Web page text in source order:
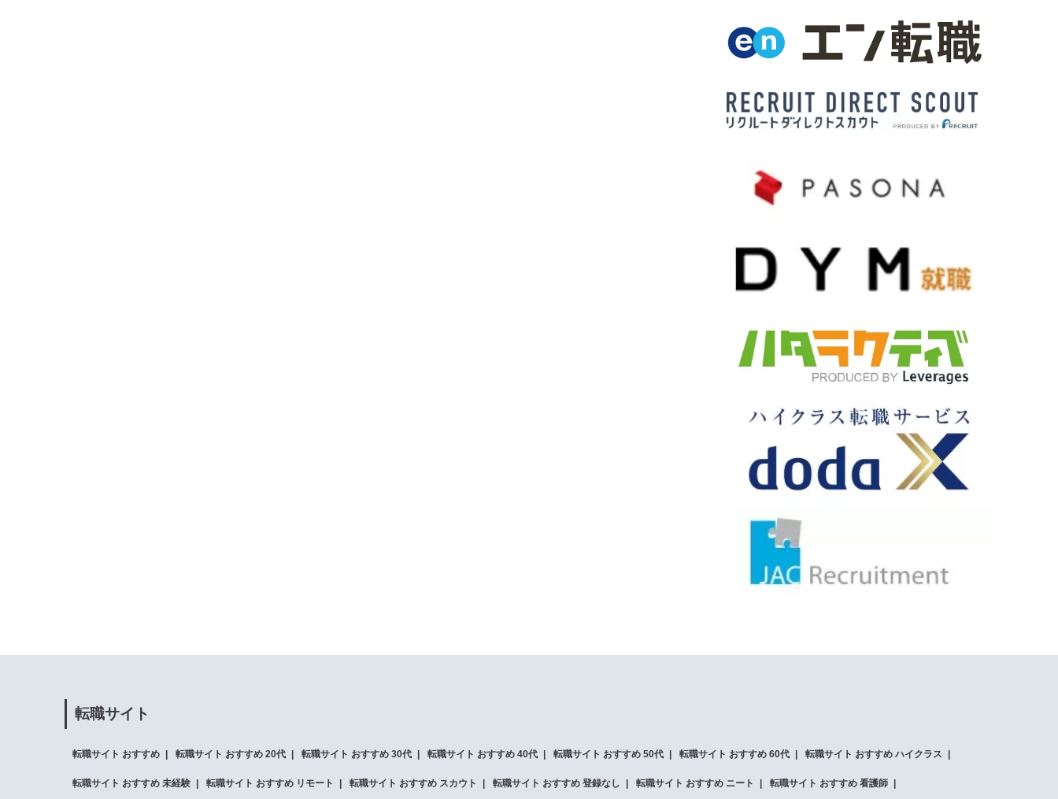
転職サイト
転職サイト おすすめ 転職サイト おすすめ 20代 転職サイト おすすめ 30代 転職サイト おすすめ 40代 転職サイト おすすめ 50代 転職サイト おすすめ 60代 転職サイト おすすめ ハイクラス
転職サイト おすすめ 未経験 転職サイト おすすめ リモート 転職サイト おすすめ スカウト 転職サイト おすすめ 登録なし 転職サイト おすすめ ニート 転職サイト おすすめ 看護師